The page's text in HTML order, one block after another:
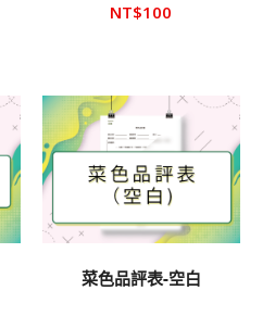
NT$100
菜色品評表-空白